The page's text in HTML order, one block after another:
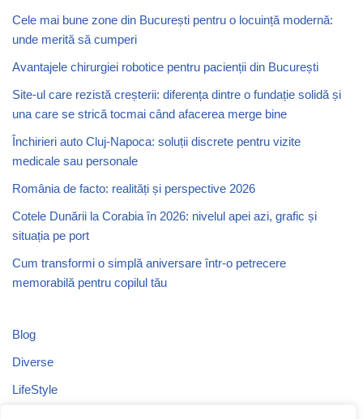
Cele mai bune zone din București pentru o locuință modernă:
unde merită să cumperi
Avantajele chirurgiei robotice pentru pacienții din București
Site-ul care rezistă creșterii: diferența dintre o fundație solidă și
una care se strică tocmai când afacerea merge bine
Închirieri auto Cluj-Napoca: soluții discrete pentru vizite
medicale sau personale
România de facto: realități și perspective 2026
Cotele Dunării la Corabia în 2026: nivelul apei azi, grafic și
situația pe port
Cum transformi o simplă aniversare într-o petrecere
memorabilă pentru copilul tău
Blog
Diverse
LifeStyle